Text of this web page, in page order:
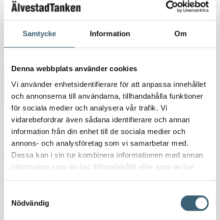
Samtycke Information Om
Denna webbplats använder cookies
Vi använder enhetsidentifierare för att anpassa innehållet
och annonserna till användarna, tillhandahålla funktioner
för sociala medier och analysera vår trafik. Vi
vidarebefordrar även sådana identifierare och annan
information från din enhet till de sociala medier och
annons- och analysföretag som vi samarbetar med.
Dessa kan i sin tur kombinera informationen med annan
information som du har tillhandahållit eller som de har
Nödvändig
Om oss
Kundspecifik tillverkning
Butik
Dränkbar pump 12V